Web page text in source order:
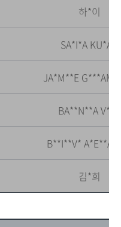
하*이
SA*I*A KU*A*I
JA*M**E G***AM
BA**N**A V*RA
B**I**V*
김*희